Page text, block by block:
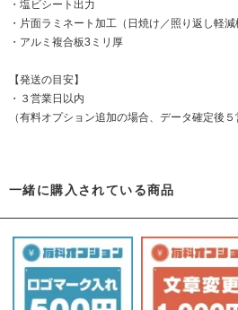
・塩ビシート出力
・片面ラミネート加工（日焼け／照り返し軽減
・アルミ複合板3ミリ厚
【発送の目安】
・３営業日以内
（有料オプション追加の場合、データ確定後５
一緒に購入されている商品